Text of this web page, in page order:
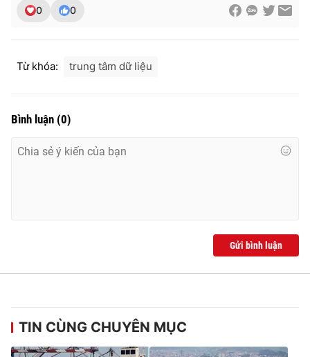
0 0
Từ khóa: trung tâm dữ liệu
Bình luận (0)
Gửi bình luận
TIN CÙNG CHUYÊN MỤC